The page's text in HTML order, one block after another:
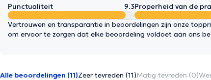
Punctualiteit
9.3Properheid van de
Vertrouwen en transparantie in beoordelingen zijn onze
om ervoor te zorgen dat elke beoordeling voldoet aan ons
Alle beoordelingen (11)Zeer tevreden (11)Matig tevreden (0)